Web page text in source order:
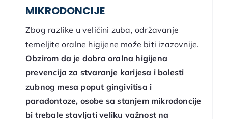
MIKRODONCIJE
Zbog razlike u veličini zuba, održavanje
temeljite oralne higijene može biti izazovnije.
Obzirom da je dobra oralna higijena
prevencija za stvaranje karijesa i bolesti
zubnog mesa poput gingivitisa i
paradontoze, osobe sa stanjem mikrodoncije
bi trebale stavljati veliku važnost na